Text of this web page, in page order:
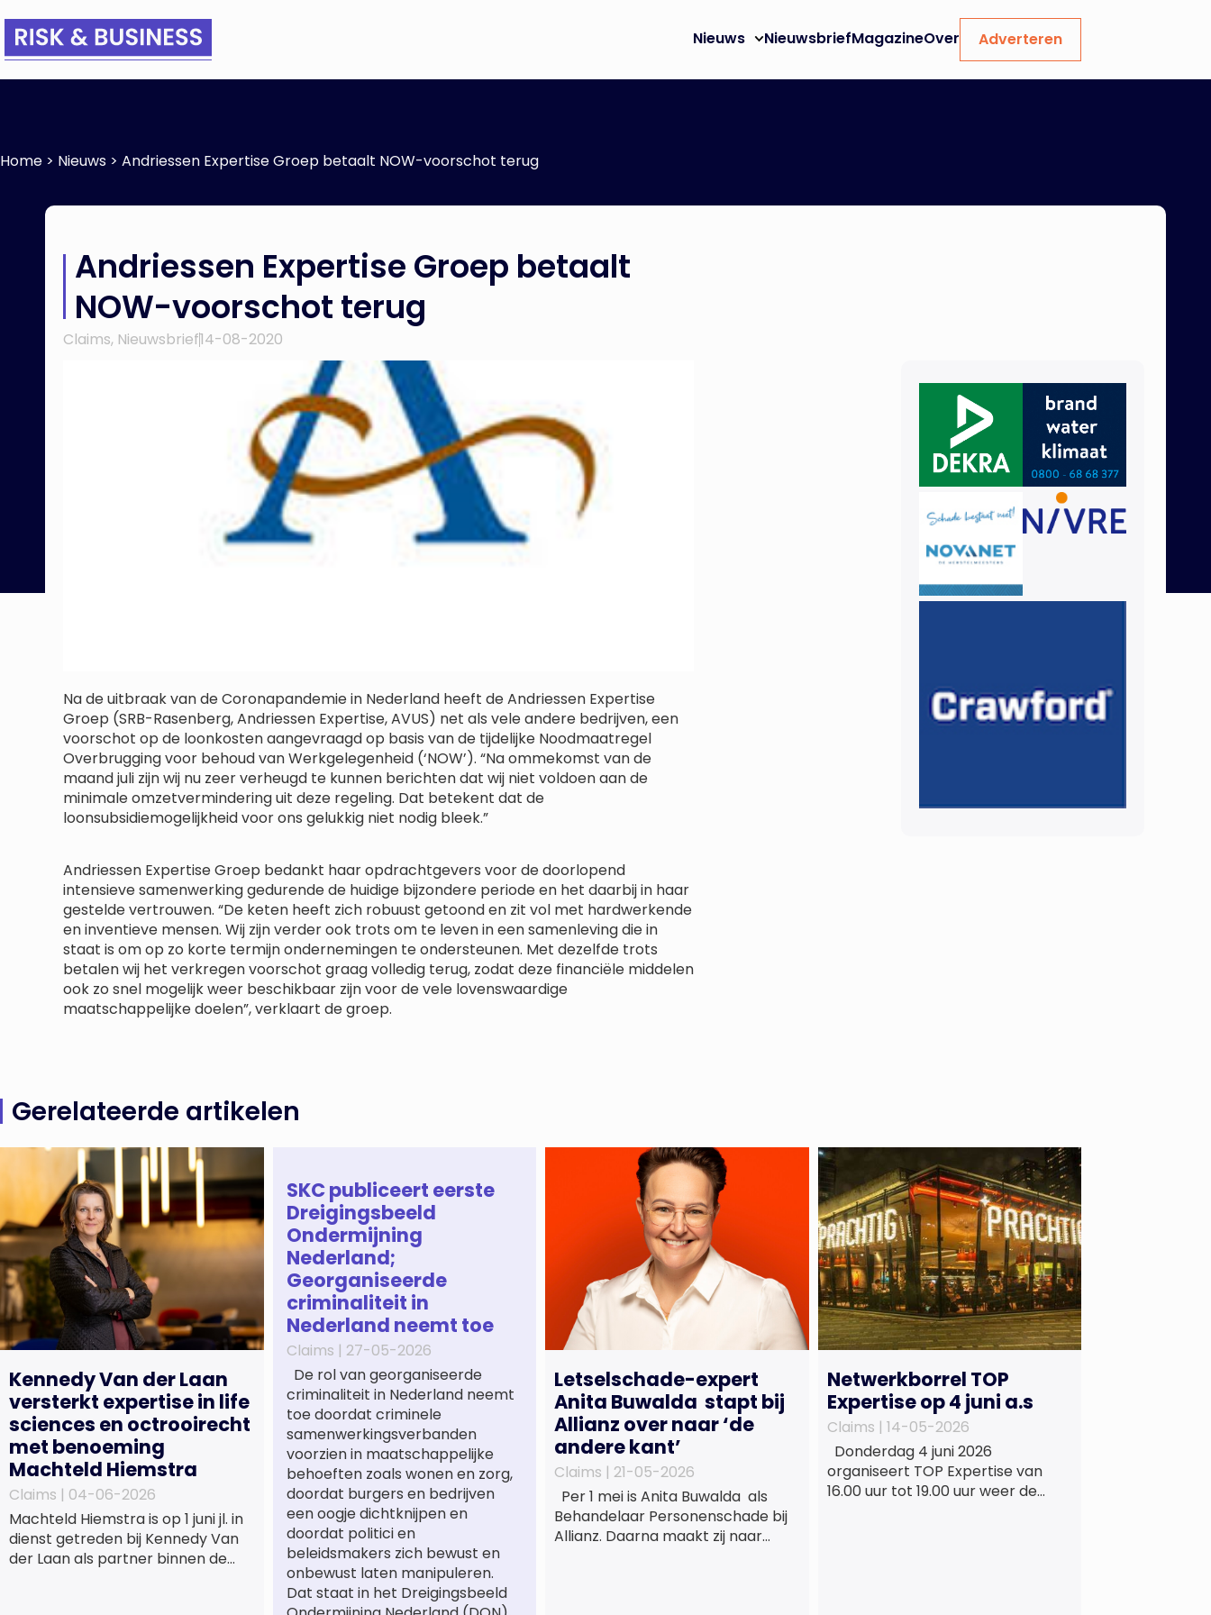
Nieuws NieuwsbriefMagazineOver Adverteren
Home > Nieuws > Andriessen Expertise Groep betaalt NOW-voorschot terug
Andriessen Expertise Groep betaalt
NOW-voorschot terug
Claims, Nieuwsbrief14-08-2020
Na de uitbraak van de Coronapandemie in Nederland heeft de Andriessen Expertise
Groep (SRB-Rasenberg, Andriessen Expertise, AVUS) net als vele andere bedrijven, een
voorschot op de loonkosten aangevraagd op basis van de tijdelijke Noodmaatregel
Overbrugging voor behoud van Werkgelegenheid (‘NOW’). “Na ommekomst van de
maand juli zijn wij nu zeer verheugd te kunnen berichten dat wij niet voldoen aan de
minimale omzetvermindering uit deze regeling. Dat betekent dat de
loonsubsidiemogelijkheid voor ons gelukkig niet nodig bleek.”
Andriessen Expertise Groep bedankt haar opdrachtgevers voor de doorlopend
intensieve samenwerking gedurende de huidige bijzondere periode en het daarbij in haar
gestelde vertrouwen. “De keten heeft zich robuust getoond en zit vol met hardwerkende
en inventieve mensen. Wij zijn verder ook trots om te leven in een samenleving die in
staat is om op zo korte termijn ondernemingen te ondersteunen. Met dezelfde trots
betalen wij het verkregen voorschot graag volledig terug, zodat deze financiële middelen
ook zo snel mogelijk weer beschikbaar zijn voor de vele lovenswaardige
maatschappelijke doelen”, verklaart de groep.
Gerelateerde artikelen
Kennedy Van der Laan
versterkt expertise in life
sciences en octrooirecht
met benoeming
Machteld Hiemstra
Claims | 04-06-2026
Machteld Hiemstra is op 1 juni jl. in
dienst getreden bij Kennedy Van
der Laan als partner binnen de
SKC publiceert eerste
Dreigingsbeeld
Ondermijning
Nederland;
Georganiseerde
criminaliteit in
Nederland neemt toe
Claims | 27-05-2026
De rol van georganiseerde
criminaliteit in Nederland neemt
toe doordat criminele
samenwerkingsverbanden
voorzien in maatschappelijke
behoeften zoals wonen en zorg,
doordat burgers en bedrijven
een oogje dichtknijpen en
doordat politici en
beleidsmakers zich bewust en
onbewust laten manipuleren.
Dat staat in het Dreigingsbeeld
Letselschade-expert
Anita Buwalda stapt bij
Allianz over naar ‘de
andere kant’
Claims | 21-05-2026
Per 1 mei is Anita Buwalda als
Behandelaar Personenschade bij
Allianz. Daarna maakt zij naar
Netwerkborrel TOP
Expertise op 4 juni a.s
Claims | 14-05-2026
Donderdag 4 juni 2026
organiseert TOP Expertise van
16.00 uur tot 19.00 uur weer de